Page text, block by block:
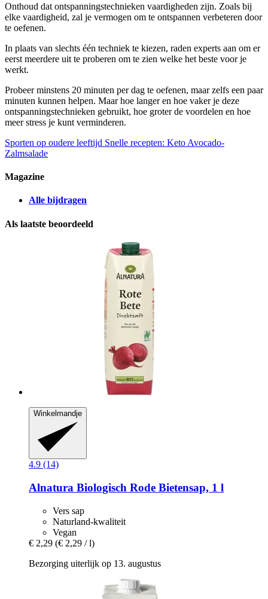
Onthoud dat ontspanningstechnieken vaardigheden zijn. Zoals bij
elke vaardigheid, zal je vermogen om te ontspannen verbeteren door
te oefenen.
In plaats van slechts één techniek te kiezen, raden experts aan om er
eerst meerdere uit te proberen om te zien welke het beste voor je
werkt.
Probeer minstens 20 minuten per dag te oefenen, maar zelfs een paar
minuten kunnen helpen. Maar hoe langer en hoe vaker je deze
ontspanningstechnieken gebruikt, hoe groter de voordelen en hoe
meer stress je kunt verminderen.
Sporten op oudere leeftijd Snelle recepten: Keto Avocado-
Zalmsalade
Magazine
Alle bijdragen
Als laatste beoordeeld
Winkelmandje
4.9 (14)
Alnatura Biologisch Rode Bietensap, 1 l
Vers sap
Naturland-kwaliteit
Vegan
€ 2,29 (€ 2,29 / l)
Bezorging uiterlijk op 13. augustus